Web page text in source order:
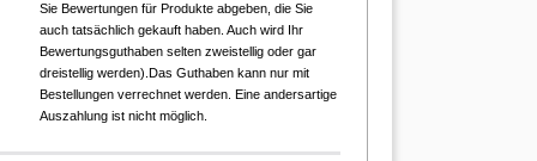
Sie Bewertungen für Produkte abgeben, die Sie
auch tatsächlich gekauft haben. Auch wird Ihr
Bewertungsguthaben selten zweistellig oder gar
dreistellig werden).Das Guthaben kann nur mit
Bestellungen verrechnet werden. Eine andersartige
Auszahlung ist nicht möglich.